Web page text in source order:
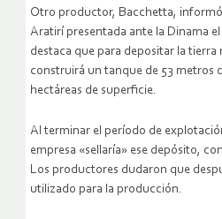
Otro productor, Bacchetta,
Aratirí presentada ante la Dinama
destaca que para depositar la tierra
construirá un tanque de 53 metros
hectáreas de superficie.
Al terminar el período de
empresa «sellaría» ese depósito,
Los productores dudaron que
utilizado para la producción.